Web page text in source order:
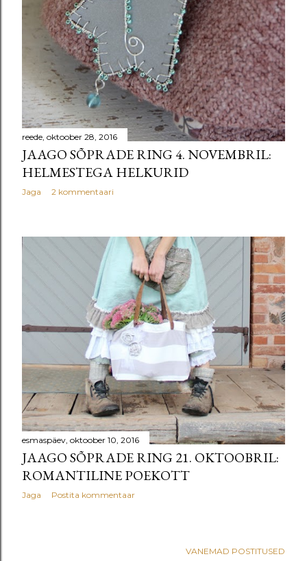
reede, oktoober 28, 2016
JAAGO SÕPRADE RING 4. NOVEMBRIL:
HELMESTEGA HELKURID
Jaga 2 kommentaari
esmaspäev, oktoober 10, 2016
JAAGO SÕPRADE RING 21. OKTOOBRIL:
ROMANTILINE POEKOTT
Jaga Postita kommentaar
VANEMAD POSTITUSED